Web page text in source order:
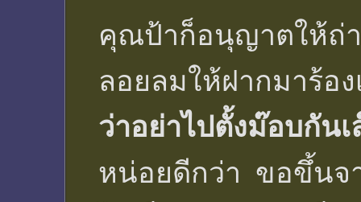
คุณป้าก็อนุญาตให้ถ่
ลอยลมให้ฝากมาร้อ
ว่าอย่าไปตั้งม๊อบกันเ
หน่อยดีกว่า ขอขึ้นจา